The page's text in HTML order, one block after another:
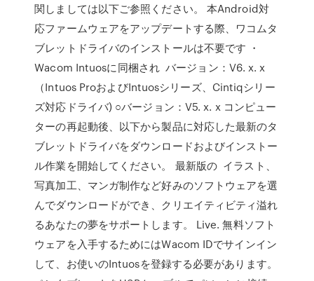
関しましては以下ご参照ください。 本Android対
応ファームウェアをアップデートする際、ワコムタ
ブレットドライバのインストールは不要です ・
Wacom Intuosに同梱され バージョン：V6. x. x
（Intuos ProおよびIntuosシリーズ、Cintiqシリー
ズ対応ドライバ) ○バージョン：V5. x. x コンピュー
ターの再起動後、以下から製品に対応した最新のタ
ブレットドライバをダウンロードおよびインストー
ル作業を開始してください。 最新版の イラスト、
写真加工、マンガ制作など好みのソフトウェアを選
んでダウンロードができ、クリエイティビティ溢れ
るあなたの夢をサポートします。 Live. 無料ソフト
ウェアを入手するためにはWacom IDでサインイン
して、お使いのIntuosを登録する必要があります。